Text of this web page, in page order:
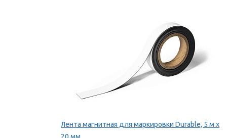
Лента магнитная для маркировки Durable, 5 м х